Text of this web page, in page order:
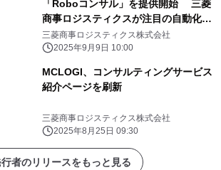
「Roboコンサル」を提供開始 三菱
商事ロジスティクスが注目の自動化支
援領域に本格参入
三菱商事ロジスティクス株式会社
2025年9月9日 10:00
MCLOGI、コンサルティングサービス
紹介ページを刷新
三菱商事ロジスティクス株式会社
2025年8月25日 09:30
者のリリースをもっと見る